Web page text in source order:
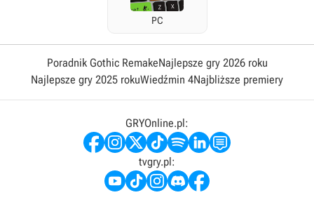
PC
Poradnik Gothic RemakeNajlepsze gry 2026 roku
Najlepsze gry 2025 rokuWiedźmin 4Najbliższe premiery
GRYOnline.pl:
tvgry.pl: